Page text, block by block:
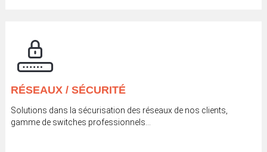
RÉSEAUX / SÉCURITÉ
Solutions dans la sécurisation des réseaux de nos clients,
gamme de switches professionnels…